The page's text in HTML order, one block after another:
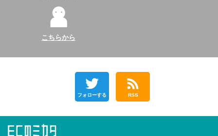
こちらから
フォローする RSS